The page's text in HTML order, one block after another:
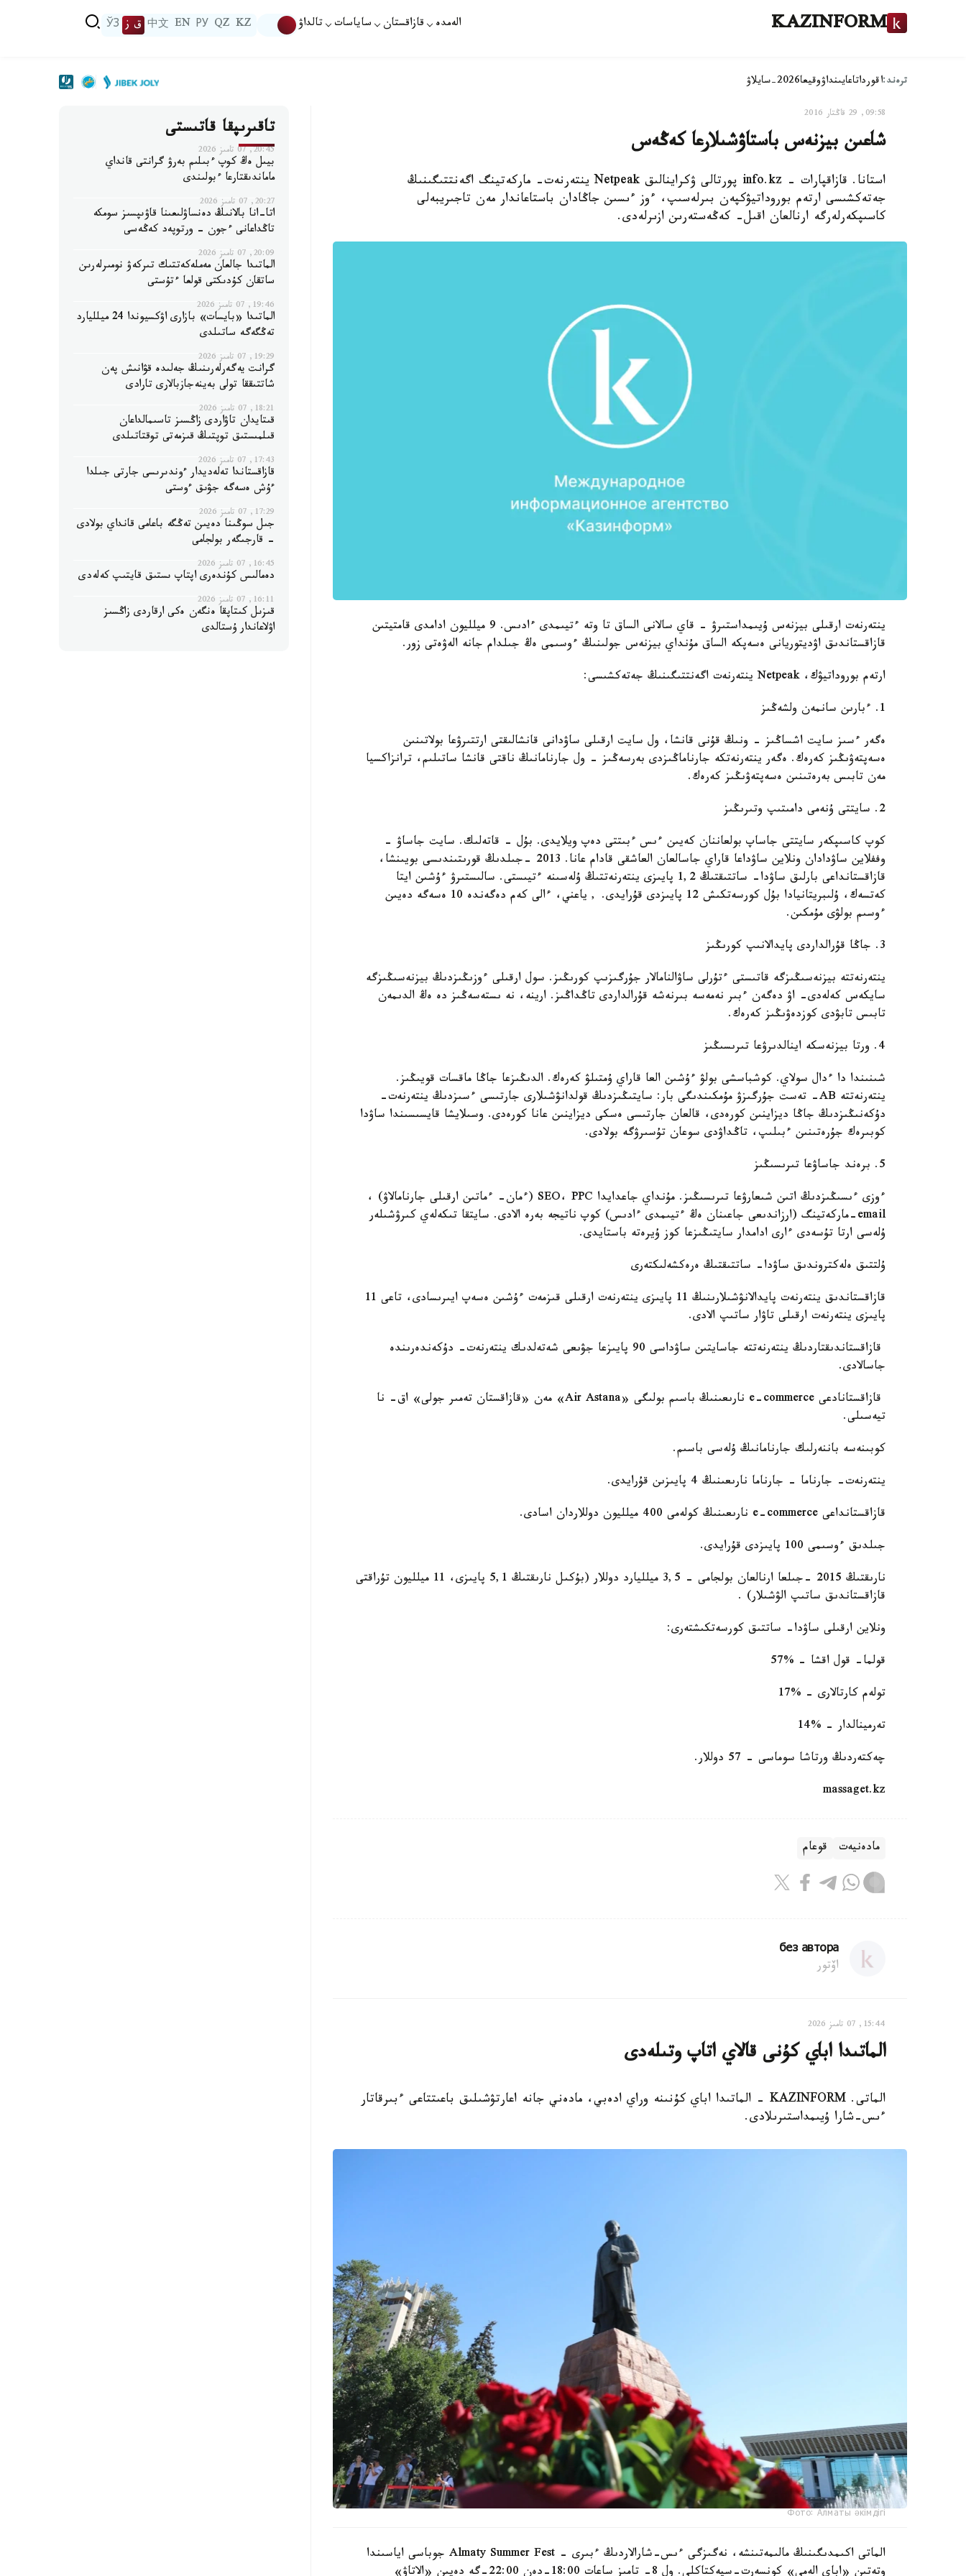
KAZINFORM الەمدە قازاقستان ساياسات تالداۋ KZ
QZ
РУ
EN
中文 ق ز ЎЗ
ترەند:اقورداتاعايىنداۋوقيعا2026-سايلاۋ
09:58, 29 قاڭتار 2016
شاعىن بيزنەس باستاۋشىلارعا كەڭەس
استانا. قازاقپارات - info.kz پورتالى ۋكراينالىق Netpeak ينتەرنەت- ماركەتينگ اگەنتتىگىنىڭ
جەتەكشىسى ارتەم بوروداتيۋكپەن بىرلەسىپ، ءوز ءىسىن جاڭادان باستاعاندار مەن تاجىريبەلى
كاسىپكەرلەرگە ارنالعان اقىل- كەڭەستەرىن ازىرلەدى.
ينتەرنەت ارقىلى بيزنەس ۇيىمداستىرۋ - قاي سالانى الساق تا وتە ءتيىمدى ءادىس. 9 ميلليون ادامدى قامتيتىن
قازاقستاندىق اۋديتوريانى ەسەپكە الساق مۇنداي بيزنەس جولىنىڭ ءوسىمى ەڭ جىلدام جانە الەۋەتى زور.
ارتەم بوروداتيۋك، Netpeak ينتەرنەت اگەنتتىگىنىڭ جەتەكشىسى:
1. ءبارىن سانمەن ولشەڭىز
ەگەر ءسىز سايت اشساڭىز - ونىڭ قۇنى قانشا، ول سايت ارقىلى ساۋدانى قانشالىقتى ارتتىرۋعا بولاتىنىن
ەسەپتەۋىڭىز كەرەك. ەگەر ينتەرنەتكە جارناماڭىزدى بەرسەڭىز - ول جارنامانىڭ ناقتى قانشا ساتىلىم، ترانزاكسيا
مەن تابىس بەرەتىنىن ەسەپتەۋىڭىز كەرەك.
2. سايتتى ۇنەمى دامىتىپ وتىرىڭىز
كوپ كاسىپكەر سايتتى جاساپ بولعاننان كەيىن ءىس ءبىتتى دەپ ويلايدى. بۇل - قاتەلىك. سايت جاساۋ -
وففلاين ساۋدادان ونلاين ساۋداعا قاراي جاسالعان العاشقى قادام عانا. 2013 -جىلدىڭ قورىتىندىسى بويىنشا،
قازاقستانداعى بارلىق ساۋدا- ساتتىقتىڭ 1,2 پايىزى ينتەرنەتتىڭ ۇلەسىنە ءتيىستى. سالىستىرۋ ءۇشىن ايتا
كەتسەك، ۇلىبريتانيادا بۇل كورسەتكىش 12 پايىزدى قۇرايدى. , ياعني، ءالى كەم دەگەندە 10 ەسەگە دەيىن
ءوسىم بولۋى مۇمكىن.
3. جاڭا قۇرالداردى پايدالانىپ كورىڭىز
ينتەرنەتتە بيزنەسىڭىزگە قاتىستى ءتۇرلى ساۋالنامالار جۇرگىزىپ كورىڭىز. سول ارقىلى ءوزىڭىزدىڭ بيزنەسىڭىزگە
سايكەس كەلەدى- اۋ دەگەن ءبىر نەمەسە بىرنەشە قۇرالداردى تاڭداڭىز. ارينە، نە ىستەسەڭىز دە ەڭ الدىمەن
تابىس تابۋدى كوزدەۋىڭىز كەرەك.
4. ورتا بيزنەسكە اينالدىرۋعا تىرىسىڭىز
شىنىندا دا ءدال سولاي. كوشباسشى بولۋ ءۇشىن العا قاراي ۇمتىلۋ كەرەك. الدىڭىزعا جاڭا ماقسات قويىڭىز.
ينتەرنەتتە AB- تەست جۇرگىزۋ مۇمكىندىگى بار: سايتىڭىزدىڭ قولدانۋشىلارى جارتىسى ءسىزدىڭ ينتەرنەت-
دۇكەنىڭىزدىڭ جاڭا ديزاينىن كورەدى، قالعان جارتىسى ەسكى ديزاينىن عانا كورەدى. وسىلايشا قايسىسىندا ساۋدا
كوبىرەك جۇرەتىنىن ءبىلىپ، تاڭداۋدى سوعان تۇسىرۋگە بولادى.
5. برەند جاساۋعا تىرىسىڭىز
ءوزى ءىسىڭىزدىڭ اتىن شىعارۋعا تىرىسىڭىز. مۇنداي جاعدايدا SEO، PPC (ءمان- ءماتىن ارقىلى جارنامالاۋ) ،
email-ماركەتينگ (ارزاندىعى جاعىنان ەڭ ءتيىمدى ءادىس) كوپ ناتيجە بەرە الادى. سايتقا تىكەلەي كىرۋشىلەر
ۇلەسى ارتا تۇسەدى ءارى ادامدار سايتىڭىزعا كوز ۇيرەتە باستايدى.
ۇلتتىق ەلەكتروندىق ساۋدا- ساتتىقتىڭ ەرەكشەلىكتەرى
قازاقستاندىق ينتەرنەت پايدالانۋشىلارىنىڭ 11 پايىزى ينتەرنەت ارقىلى قىزمەت ءۇشىن ەسەپ ايىرىسادى، تاعى 11
پايىزى ينتەرنەت ارقىلى تاۋار ساتىپ الادى.
قازاقستاندىقتاردىڭ ينتەرنەتتە جاسايتىن ساۋداسى 90 پايىزعا جۋىعى شەتەلدىك ينتەرنەت- دۇكەندەرىندە
جاسالادى.
قازاقستانادعى e-commerce نارىعىنىڭ باسىم بولىگى «Air Astana» مەن «قازاقستان تەمىر جولى» اق- نا
تيەسىلى.
كوبىنەسە باننەرلىك جارنامانىڭ ۇلەسى باسىم.
ينتەرنەت- جارناما - جارناما نارىعىنىڭ 4 پايىزىن قۇرايدى.
قازاقستانداعى e-commerce نارىعىنىڭ كولەمى 400 ميلليون دوللاردان اسادى.
جىلدىق ءوسىمى 100 پايىزدى قۇرايدى.
نارىقتىڭ 2015 -جىلعا ارنالعان بولجامى - 3,5 ميلليارد دوللار (بۇكىل نارىقتىڭ 5,1 پايىزى، 11 ميلليون تۇراقتى
قازاقستاندىق ساتىپ الۋشىلار) .
ونلاين ارقىلى ساۋدا- ساتتىق كورسەتكىشتەرى:
قولما- قول اقشا - %57
تولەم كارتالارى - %17
تەرمينالدار - %14
چەكتەردىڭ ورتاشا سوماسى - 57 دوللار.
massaget.kz
مادەنيەت قوعام
без автора
اۆتور
15:44, 07 تامىز 2026
الماتىدا اباي كۇنى قالاي اتاپ وتىلەدى
الماتى. KAZINFORM - الماتىدا اباي كۇنىنە وراي ادەبي، مادەني جانە اعارتۋشىلىق باعىتتاعى ءبىرقاتار
ءىس-شارا ۇيىمداستىرىلادى.
Фото: Алматы әкімдігі
الماتى اكىمدىگىنىڭ مالىمەتىنشە، نەگىزگى ءىس-شارالاردىڭ ءبىرى - Almaty Summer Fest جوباسى اياسىندا
وتەتىن «اباي الەمى» كونسەرت-سپەكتاكلى. ول 8- تامىز ساعات 18:00-دەن 22:00-گە دەيىن «الاتاۋ»
تاقىرىپقا قاتىستى
20:45, 07 تامىز 2026
بيىل ەڭ كوپ ءبىلىم بەرۋ گرانتى قانداي
ماماندىقتارعا ءبولىندى
20:27, 07 تامىز 2026
اتا-انا بالانىڭ دەنساۋلىعىنا قاۋىپسىز سومكە
تاڭداعانى ءجون - ورتوپەد كەڭەسى
20:09, 07 تامىز 2026
الماتىدا جالعان مەملەكەتتىك تىركەۋ نومىرلەرىن
ساتقان كۇدىكتى قولعا ءتۇستى
19:46, 07 تامىز 2026
الماتىدا «بايسات» بازارى اۋكسيوندا 24 ميلليارد
تەڭگەگە ساتىلدى
19:29, 07 تامىز 2026
گرانت يەگەرلەرىنىڭ جەلىدە قۋانىش پەن
شاتتىققا تولى بەينەجازبالارى تارادى
18:21, 07 تامىز 2026
قىتايدان تاۋاردى زاڭسىز تاسىمالداعان
قىلمىستىق توپتىڭ قىزمەتى توقتاتىلدى
17:43, 07 تامىز 2026
قازاقستاندا تەلەديدار ءوندىرىسى جارتى جىلدا
ءۇش ەسەگە جۋىق ءوستى
17:29, 07 تامىز 2026
جىل سوڭىنا دەيىن تەڭگە باعامى قانداي بولادى
- قارجىگەر بولجامى
16:45, 07 تامىز 2026
دەمالىس كۇندەرى اپتاپ ىستىق قايتىپ كەلەدى
16:11, 07 تامىز 2026
قىزىل كىتاپقا ەنگەن ەكى ارقاردى زاڭسىز
اۋلاعاندار ۇستالدى